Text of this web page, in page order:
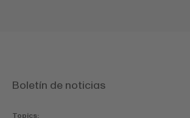
Boletín de noticias
Topics: